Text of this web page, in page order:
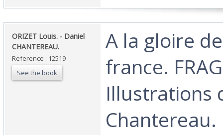
‎ORIZET Louis. - Daniel
CHANTEREAU.‎
Reference : 12519
See the book
‎A la gloire
france.
Illustrations
Chantereau.‎